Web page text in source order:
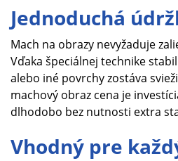
Jednoduchá
Mach na obrazy nevyžaduje
Vďaka špeciálnej technike
alebo iné povrchy zostáva
machový obraz cena je
dlhodobo bez nutnosti extra
Vhodný pre